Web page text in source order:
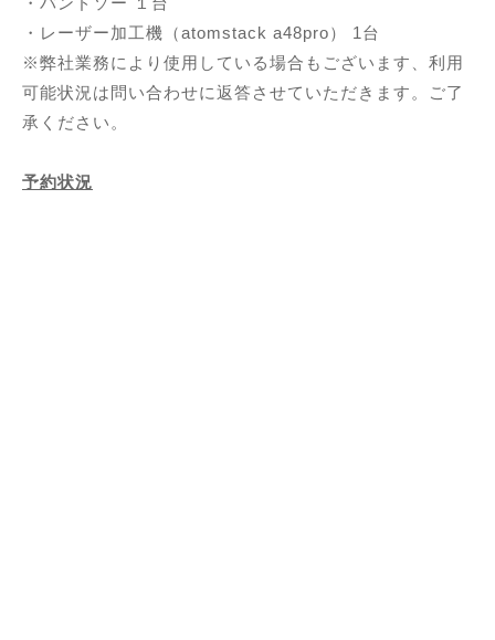
・レーザー加工機（atomstack a48pro） 1台
※弊社業務により使用している場合もございます、利用
可能状況は問い合わせに返答させていただきます。ご了
承ください。
予約状況